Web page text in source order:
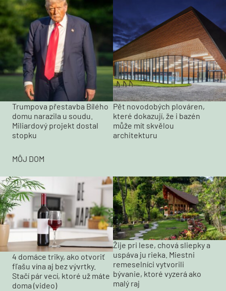
Trumpova přestavba Bílého
domu narazila u soudu.
Miliardový projekt dostal
stopku
Pět novodobých plováren,
které dokazují, že i bazén
může mít skvělou
architekturu
MÔJ DOM
4 domáce triky, ako otvoriť
fľašu vína aj bez vývrtky.
Stačí pár vecí, ktoré už máte
doma (video)
Žije pri lese, chová sliepky a
uspáva ju rieka. Miestni
remeselníci vytvorili
bývanie, ktoré vyzerá ako
malý raj